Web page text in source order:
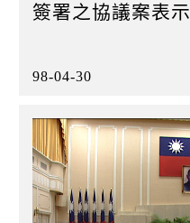
簽署之協議案表示
98-04-30